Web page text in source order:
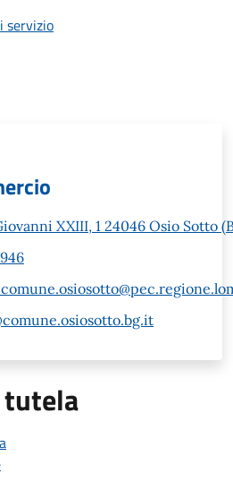
servizio
XXIII, 1 24046 Osio Sotto